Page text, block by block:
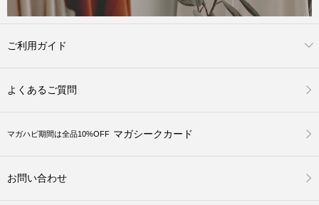
ご利用ガイド
よくあるご質問
マガハピ期間は全品10%OFF マガシークカード
お問い合わせ